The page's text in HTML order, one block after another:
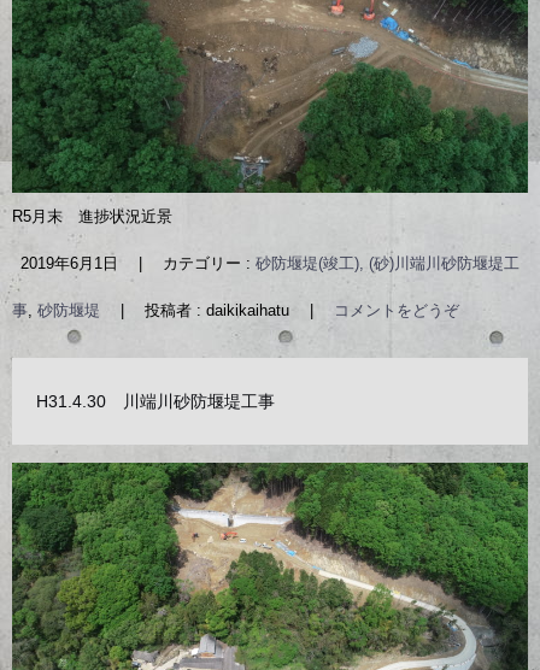
R5月末 進捗状況近景
2019年6月1日 カテゴリー : 砂防堰堤(竣工), (砂)川端川砂防堰堤工
事, 砂防堰堤 投稿者 : daikikaihatu コメントをどうぞ
H31.4.30 川端川砂防堰堤工事